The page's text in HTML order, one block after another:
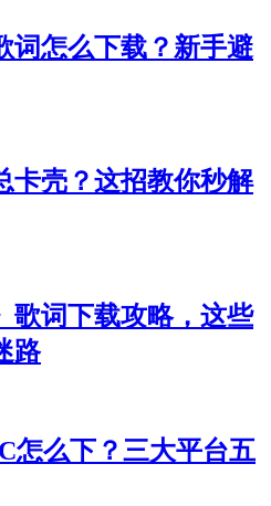
词怎么下载？新手避
卡壳？这招教你秒解
歌词下载攻略，这些
路
怎么下？三大平台五